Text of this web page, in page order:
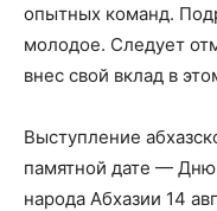
опытных команд.
молодое. Следует
внес свой вклад в
Выступление
памятной дате —
народа Абхазии 14